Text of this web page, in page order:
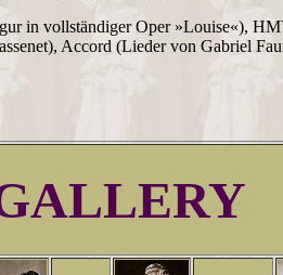
in vollständiger Oper »Louise«),
Accord (Lieder von Gabriel